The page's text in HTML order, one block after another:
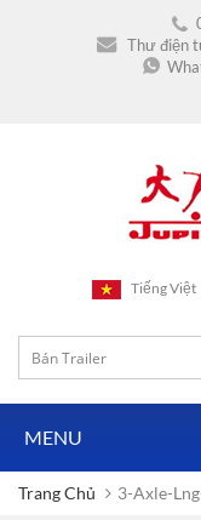
Thư điện
Tiếng Việt
MENU
Trang Chủ 3-Axle-